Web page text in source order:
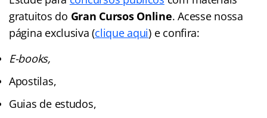
gratuitos do Gran Cursos Online. Acesse nossa
página exclusiva (clique aqui) e confira:
E-books,
Apostilas,
Guias de estudos,